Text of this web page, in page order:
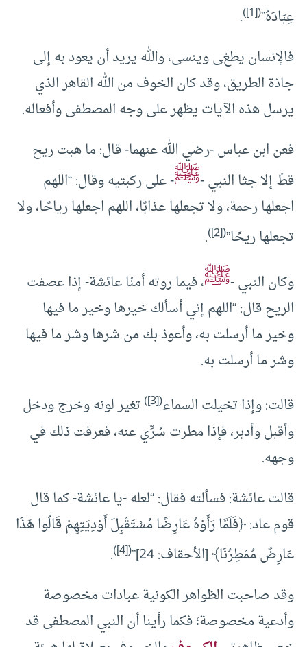
عِبَادَهُ”([1])
.
فالإنسان يطغى وينسى، والله يريد أن يعود به إلى
جادّة الطريق، وقد كان الخوف من الله القاهر الذي
يرسل هذه الآيات يظهر على وجه المصطفى وأفعاله.
فعن ابن عباس -رضي الله عنهما- قال: ما هبت ريح
قطّ إلا جثا النبي -ﷺ- على ركبتيه وقال: “اللهم
اجعلها رحمة، ولا تجعلها عذابًا، اللهم اجعلها رياحًا، ولا
تجعلها ريحًا”(
[2]
)
.
وكان النبي -ﷺ، فيما روته أمنّا عائشة- إذا عصفت
الريح قال: “اللهم إني أسألك خيرها وخير ما فيها
وخير ما أرسلت به، وأعوذ بك من شرها وشر ما فيها
وشر ما أرسلت به.
قالت: وإذا تخيلت السماء(
[3]
) تغير لونه وخرج ودخل
وأقبل وأدبر، فإذا مطرت سُرِّي عنه، فعرفت ذلك في
وجهه.
قالت عائشة: فسألته فقال: “لعله -يا عائشة- كما قال
قوم عاد: ﴿فَلَمَّا رَأَوْهُ عَارِضًا مُسْتَقْبِلَ أَوْدِيَتِهِمْ قَالُوا هَذَا
عَارِضٌ مُمْطِرُنَا﴾ [الأحقاف: 24]”
(
[4]
)
.
وقد صاحبت الظواهر الكونية عبادات مخصوصة
وأدعية مخصوصة؛ فكما رأينا أن النبي المصطفى قد